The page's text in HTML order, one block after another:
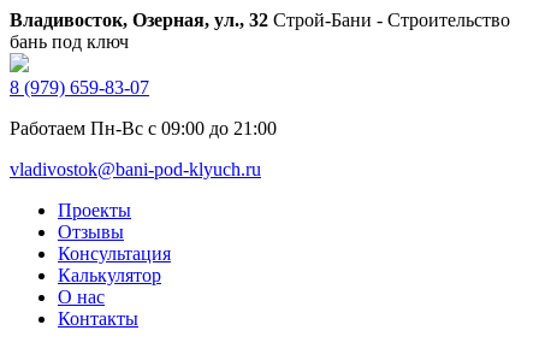
Владивосток, Озерная, ул., 32 Строй-Бани - Строительство
бань под ключ
8 (979) 659-83-07
Работаем Пн-Вс с 09:00 до 21:00
vladivostok@bani-pod-klyuch.ru
Проекты
Отзывы
Консультация
Калькулятор
О нас
Контакты